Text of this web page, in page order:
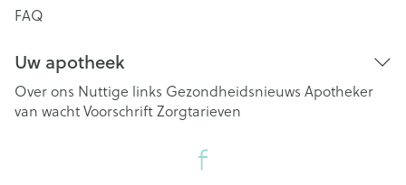
FAQ
Uw apotheek
Over ons Nuttige links Gezondheidsnieuws Apotheker
van wachtVoorschriftZorgtarieven